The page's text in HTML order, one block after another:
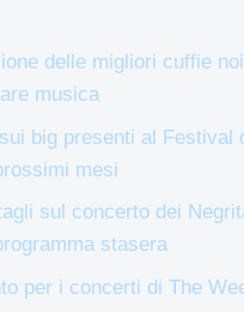
delle migliori cuffie
musica
big presenti al Festival
mesi
sul concerto dei
stasera
per i concerti di The